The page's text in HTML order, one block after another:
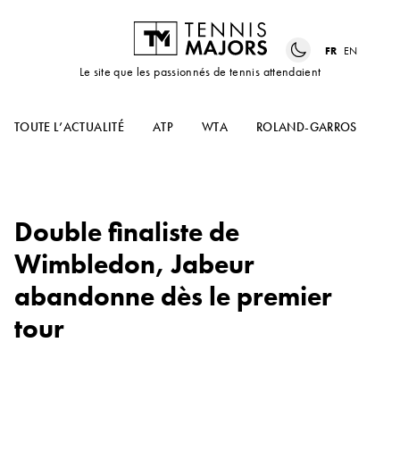
Le site que les passionnés de tennis attendaient
FR EN
TOUTE L’ACTUALITÉ ATP WTA ROLAND-GARROS
Double finaliste de
Wimbledon, Jabeur
abandonne dès le premier
tour